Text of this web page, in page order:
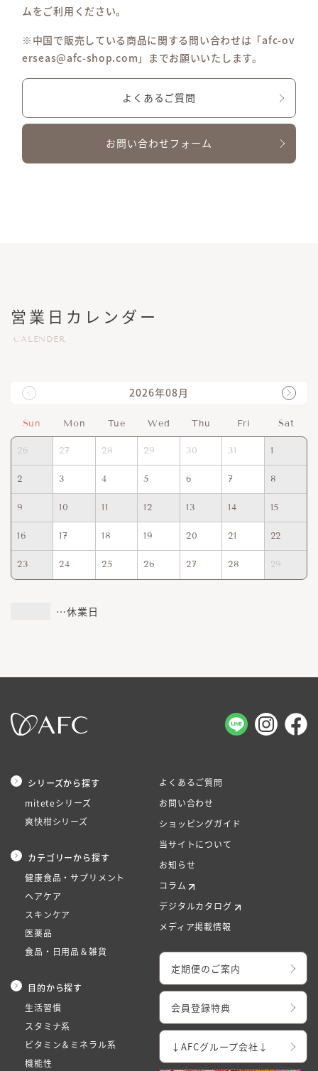
ムをご利用ください。
※中国で販売している商品に関する問い合わせは「afc-ov
erseas@afc-shop.com」までお願いいたします。
よくあるご質問
お問い合わせフォーム
営業日カレンダー
CALENDER
2026年08月
Sun Mon Tue Wed Thu Fri Sat
26 27 28 29 30 31 1
2 3 4 5 6 7 8
9 10 11 12 13 14 15
16 17 18 19 20 21 22
23 24 25 26 27 28 29
…休業日
シリーズから探す
miteteシリーズ
爽快柑シリーズ
カテゴリーから探す
健康食品・サプリメント
ヘアケア
スキンケア
医薬品
食品・日用品＆雑貨
目的から探す
生活習慣
スタミナ系
ビタミン＆ミネラル系
機能性
よくあるご質問
お問い合わせ
ショッピングガイド
当サイトについて
お知らせ
コラム
デジタルカタログ
メディア掲載情報
定期便のご案内
会員登録特典
↓AFCグループ会社↓